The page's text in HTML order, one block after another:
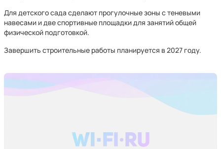
Для детского сада сделают прогулочные зоны с теневыми
навесами и две спортивные площадки для занятий общей
физической подготовкой.
Завершить строительные работы планируется в 2027 году.